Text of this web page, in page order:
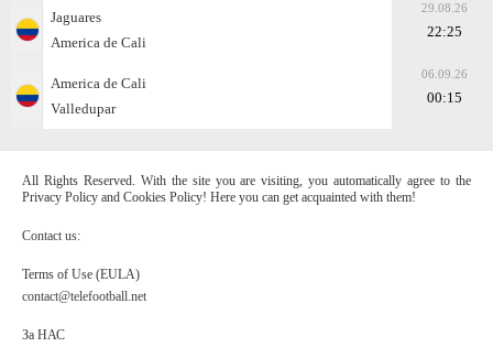
Jaguares
America de Cali
29.08.26
22:25
America de Cali
Valledupar
06.09.26
00:15
All Rights Reserved. With the site you are visiting, you automatically agree to the
Privacy Policy and Cookies Policy! Here you can get acquainted with them!
Contact us:
Terms of Use (EULA)
contact@telefootball.net
За НАС